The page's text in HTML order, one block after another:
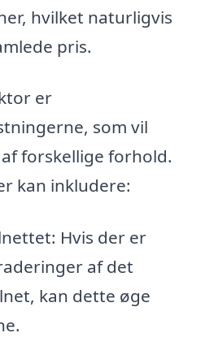
hvilket naturligvis
pris.
er
som vil
forskellige forhold.
kan inkludere:
Hvis der er
af det
kan dette øge